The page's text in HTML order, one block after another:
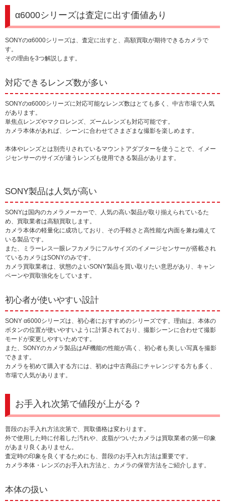
α6000シリーズは査定に出す価値あり
SONYのα6000シリーズは、査定に出すと、高額買取が期待できるカメラで
す。
その理由を3つ解説します。
対応できるレンズ数が多い
SONYのα6000シリーズに対応可能なレンズ数はとても多く、中古市場で人気
があります。
単焦点レンズやマクロレンズ、ズームレンズも対応可能です。
カメラ本体があれば、シーンに合わせてさまざまな撮影を楽しめます。
本体やレンズとは別売りされているマウントアダプターを使うことで、イメー
ジセンサーのサイズが違うレンズも使用できる製品があります。
SONY製品は人気が高い
SONYは国内のカメラメーカーで、人気の高い製品が取り揃えられているた
め、買取業者は高額買取します。
カメラ本体の軽量化に成功しており、その手軽さと高性能な内面を兼ね備えて
いる製品です。
また、ミラーレス一眼レフカメラにフルサイズのイメージセンサーが搭載され
ているカメラはSONYのみです。
カメラ買取業者は、状態のよいSONY製品を買い取りたい意思があり、キャン
ペーンや買取強化をしています。
初心者が使いやすい設計
SONY α6000シリーズは、初心者におすすめのシリーズです。理由は、本体の
ボタンの位置が使いやすいように計算されており、撮影シーンに合わせて撮影
モードが変更しやすいためです。
また、SONYのカメラ製品はAF機能の性能が高く、初心者も美しい写真を撮影
できます。
カメラを初めて購入する方には、初めは中古商品にチャレンジする方も多く、
市場で人気があります。
お手入れ次第で値段が上がる？
普段のお手入れ方法次第で、買取価格は変わります。
外で使用した時に付着した汚れや、皮脂がついたカメラは買取業者の第一印象
があまり良くありません。
査定時の印象を良くするためにも、普段のお手入れ方法は重要です。
カメラ本体・レンズのお手入れ方法と、カメラの保管方法をご紹介します。
本体の扱い